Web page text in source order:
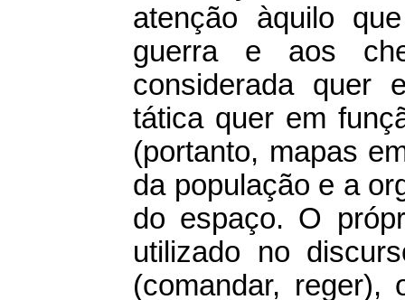
atenção àquilo
guerra e aos
considerada quer
tática quer em
(portanto, mapas
da população e a
do espaço. O
utilizado no
(comandar,